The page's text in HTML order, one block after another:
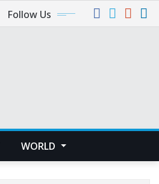
Follow Us
WORLD